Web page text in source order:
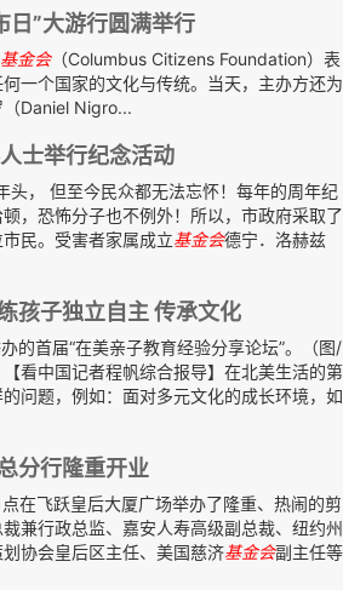
日”大游行圆满举行
基金会（Columbus Citizens Foundation）表
一个国家的文化与传统。当天，主办方还为
Daniel Nigro...
士举行纪念活动
头， 但至今民众都无法忘怀！每年的周年纪
，恐怖分子也不例外！所以，市政府采取了
民。受害者家属成立基金会德宁．洛赫兹
孩子独立自主 传承文化
的首届“在美亲子教育经验分享论坛”。（图/
看中国记者程帆综合报导】在北美生活的第
问题，例如：面对多元文化的成长环境，如
分行隆重开业
在飞跃皇后大厦广场举办了隆重、热闹的剪
兼行政总监、嘉安人寿高级副总裁、纽约州
协会皇后区主任、美国慈济基金会副主任等